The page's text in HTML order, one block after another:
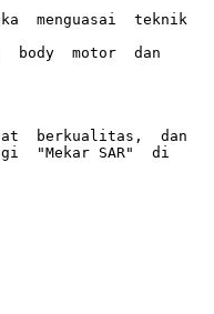
menguasai  teknik
body  motor  dan
berkualitas,  dan
"Mekar SAR"  di